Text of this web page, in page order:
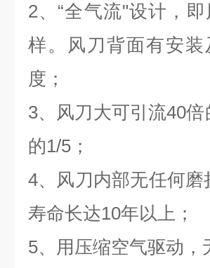
2、“全气流"设计，
样。风刀背面有安
度；
3、风刀大可引流40
的1/5；
4、风刀内部无任何
寿命长达10年以上；
5、用压缩空气驱动